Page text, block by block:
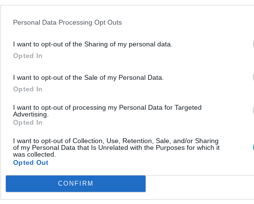
Personal Data Processing Opt Outs
I want to opt-out of the Sharing of my personal data.
Opted In
I want to opt-out of the Sale of my Personal Data.
Opted In
I want to opt-out of processing my Personal Data for Targeted
Advertising.
Opted In
I want to opt-out of Collection, Use, Retention, Sale, and/or Sharing
of my Personal Data that Is Unrelated with the Purposes for which it
was collected.
Opted Out
CONFIRM